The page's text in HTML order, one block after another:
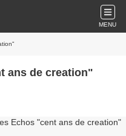
MENU
ans de creation"